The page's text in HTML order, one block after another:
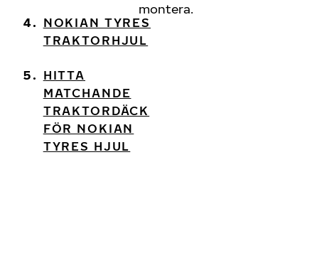
NOKIAN TYRES
TRAKTORHJUL
HITTA
MATCHANDE
TRAKTORDÄCK
FÖR NOKIAN
TYRES HJUL
montera.